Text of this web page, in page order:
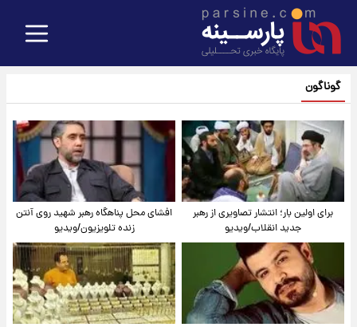
گوناگون
برای اولین بار؛ انتشار تصاویری از رهبر
جدید انقلاب/ویدیو
افشای محل پناهگاه‌ رهبر شهید روی آنتن
زنده تلویزیون/ویدیو